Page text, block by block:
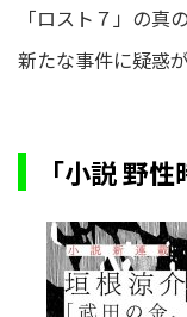
「ロスト７」の真
新たな事件に疑惑
「小説 野